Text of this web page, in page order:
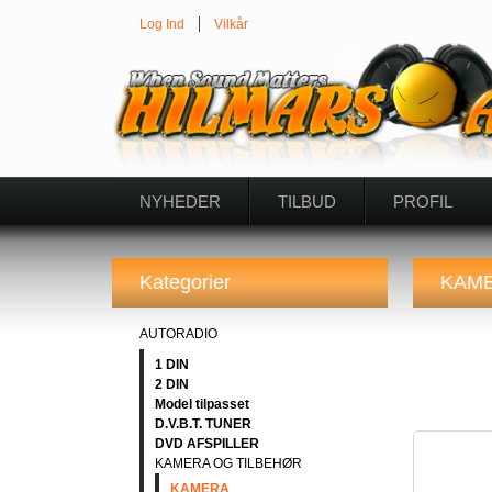
Log Ind Vilkår
NYHEDER TILBUD PROFIL
Kategorier
AUTORADIO
1 DIN
2 DIN
Model tilpasset
D.V.B.T. TUNER
DVD AFSPILLER
KAMERA OG TILBEHØR
KAMERA